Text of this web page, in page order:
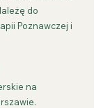
do
Poznawczej i
na